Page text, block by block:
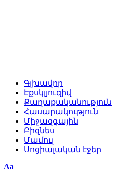
Գլխավոր
Էքսկլյուզիվ
Քաղաքականություն
Հասարակություն
Միջազգային
Բիզնես
Մամուլ
Սոցիալական էջեր
Изменение
Аа